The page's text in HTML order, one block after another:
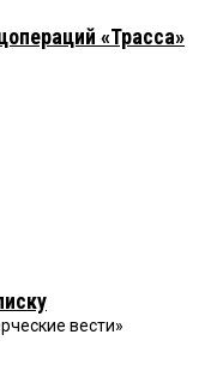
«Трасса»
вести»